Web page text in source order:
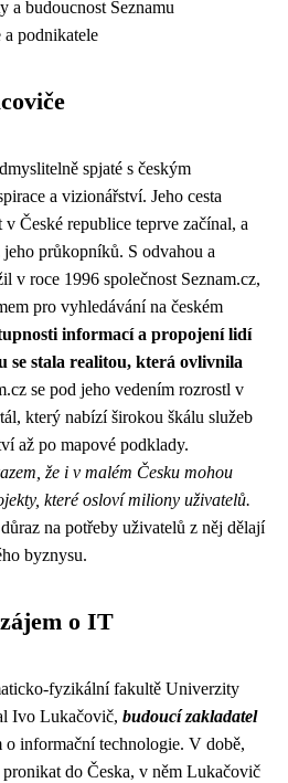
a budoucnost Seznamu
podnikatele
spjaté s českým
a vizionářství. Jeho cesta
České republice teprve začínal, a
průkopníků. S odvahou a
v roce 1996 společnost Seznam.cz,
pro vyhledávání na českém
informací a propojení lidí
se stala realitou, která ovlivnila
se pod jeho vedením rozrostl v
který nabízí širokou škálu služeb
až po mapové podklady.
že i v malém Česku mohou
které osloví miliony uživatelů.
na potřeby uživatelů z něj dělají
byznysu.
o IT
fyzikální fakultě Univerzity
Ivo Lukačovič, budoucí zakladatel
o informační technologie. V době,
do Česka, v něm Lukačovič